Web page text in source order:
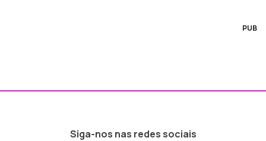
PUB
Siga-nos nas redes sociais